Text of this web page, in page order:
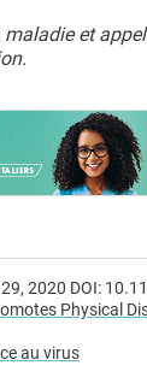
et
2020 DOI:
Physical
au virus